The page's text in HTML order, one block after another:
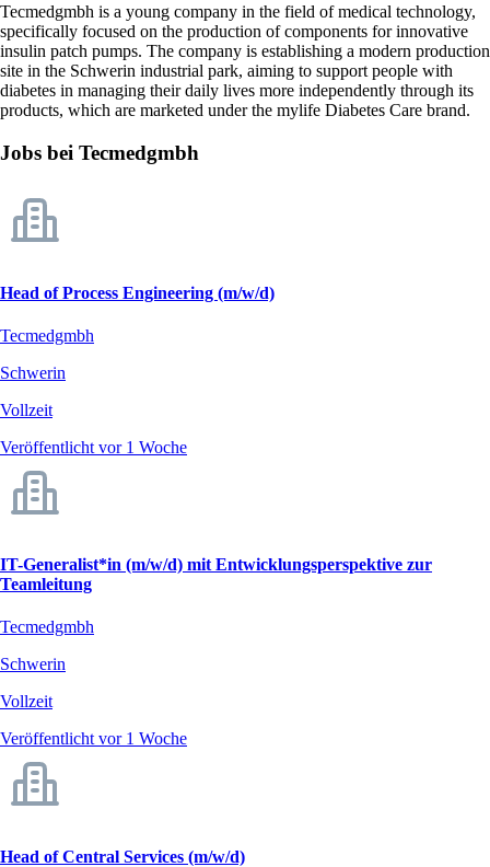
Tecmedgmbh is a young company in the field of medical technology,
specifically focused on the production of components for innovative
insulin patch pumps. The company is establishing a modern production
site in the Schwerin industrial park, aiming to support people with
diabetes in managing their daily lives more independently through its
products, which are marketed under the mylife Diabetes Care brand.
Jobs bei Tecmedgmbh
Head of Process Engineering (m/w/d)
Tecmedgmbh
Schwerin
Vollzeit
Veröffentlicht vor 1 Woche
IT-Generalist*in (m/w/d) mit Entwicklungsperspektive zur
Teamleitung
Tecmedgmbh
Schwerin
Vollzeit
Veröffentlicht vor 1 Woche
Head of Central Services (m/w/d)